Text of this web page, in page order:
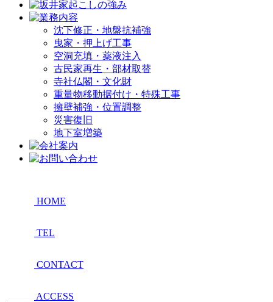
沈下修正・地盤抗補強
曳家・押上げ工事
空洞充填・薬液注入
古民家再生・部材取替
寺社仏閣・文化財
重量物移動据付け・特殊工事
擁壁補強・位置調整
災害復旧
地下室増築
HOME
TEL
CONTACT
ACCESS